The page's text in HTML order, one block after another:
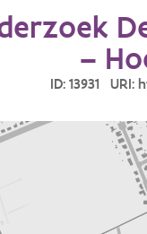
–
ID: 13931